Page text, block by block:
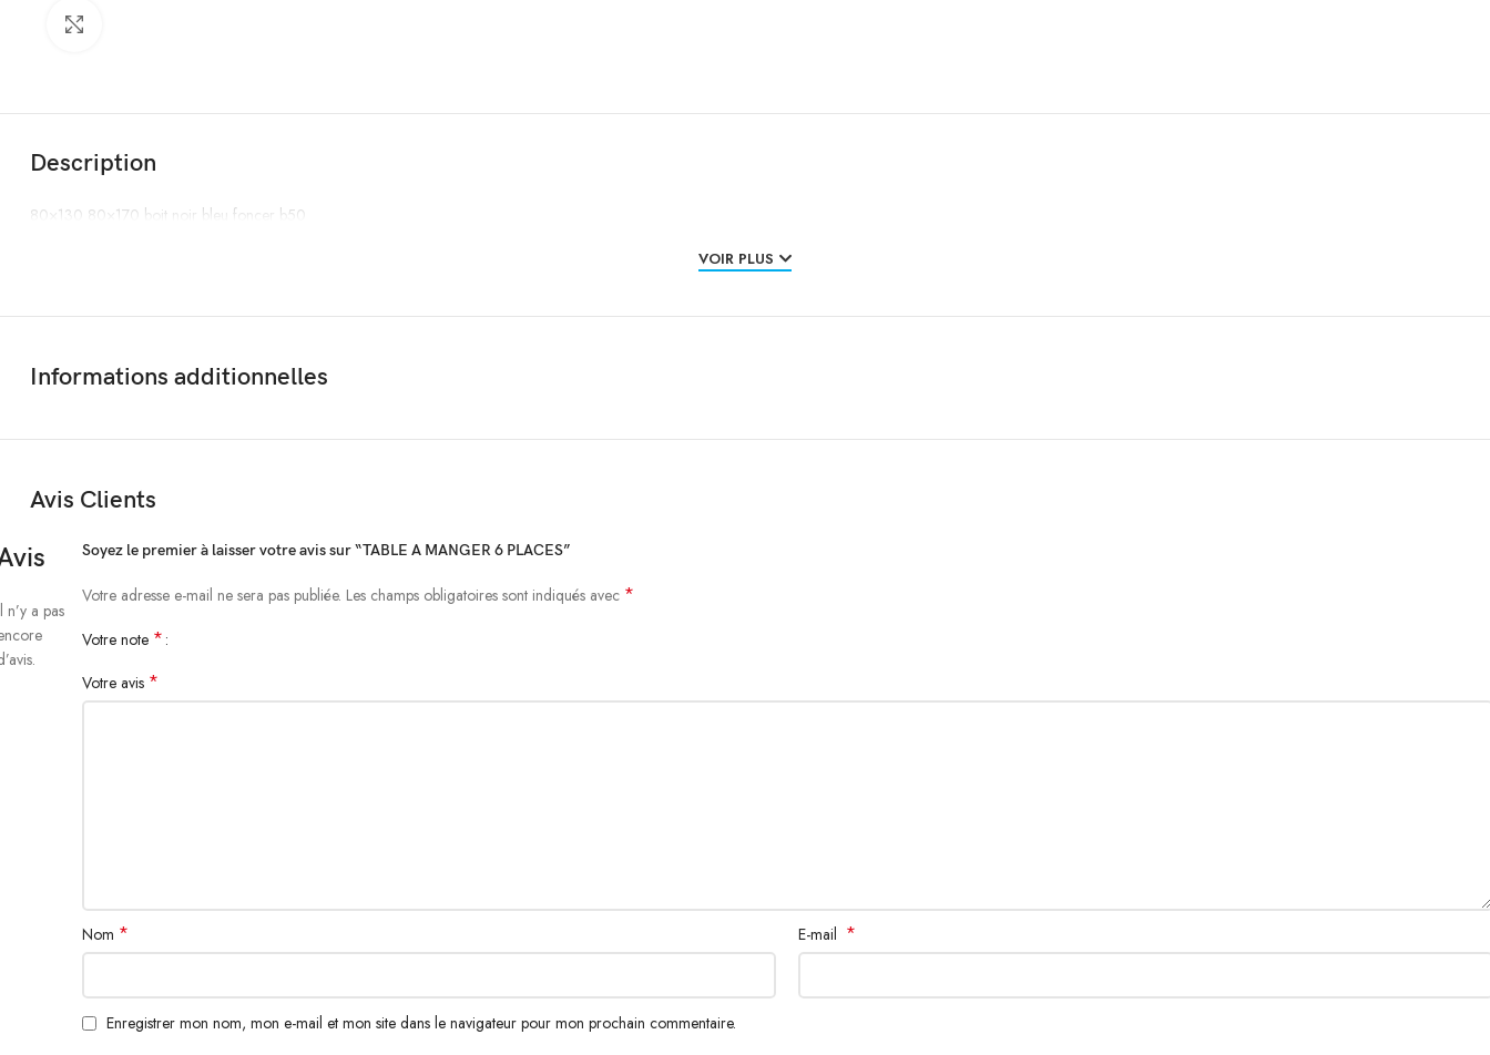
Description
80×130 80×170 boit noir bleu foncer b50
VOIR PLUS
Informations additionnelles
Avis Clients
n’y a pas
Soyez le premier à laisser votre avis sur “TABLE A MANGER 6 PLACES”
Votre adresse e-mail ne sera pas publiée. Les champs obligatoires sont indiqués avec *
Votre note *
Votre avis *
Nom * E-mail *
Enregistrer mon nom, mon e-mail et mon site dans le navigateur pour mon prochain commentaire.